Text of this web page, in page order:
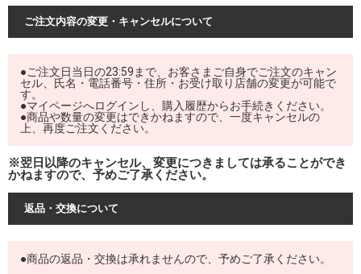
ご注文内容の変更・キャンセルについて
●ご注文日当日の23:59まで、お客さまご自身でご注文のキャン
セル、氏名・電話番号・住所・お受け取り店舗の変更が可能で
す。
●マイページへログインし、購入履歴からお手続きください。
●商品や数量の変更はできかねますので、一度キャンセルの
上、再度ご注文ください。
※翌日以降のキャンセル、変更につきましては承ることができ
かねますので、予めご了承ください。
返品・交換について
●商品の返品・交換は承れませんので、予めご了承ください。